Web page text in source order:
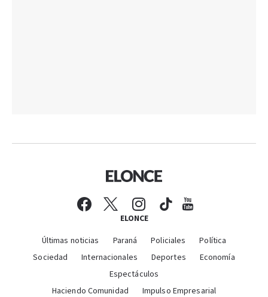
ELONCE
Últimas noticias Paraná Policiales
Política
Sociedad
Internacionales Deportes
Economía
Espectáculos
Haciendo Comunidad
Impulso Empresarial